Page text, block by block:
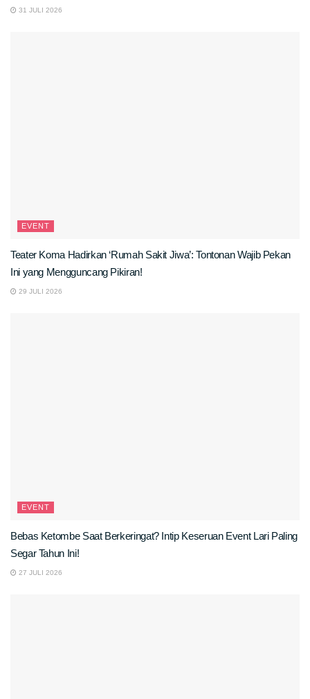
31 JULI 2026
EVENT
Teater Koma Hadirkan ‘Rumah Sakit Jiwa’: Tontonan Wajib Pekan
Ini yang Mengguncang Pikiran!
29 JULI 2026
EVENT
Bebas Ketombe Saat Berkeringat? Intip Keseruan Event Lari Paling
Segar Tahun Ini!
27 JULI 2026